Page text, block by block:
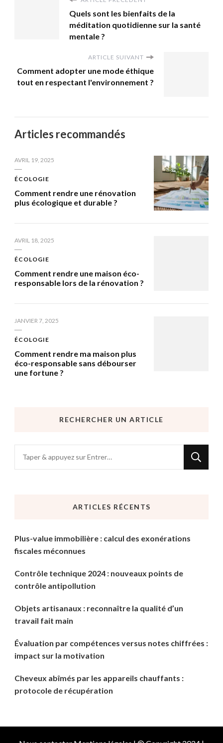
Quels sont les bienfaits de la
méditation quotidienne sur la santé
mentale ?
ARTICLE SUIVANT
Comment adopter une mode éthique
tout en respectant l'environnement ?
Articles recommandés
AVRIL 19, 2025
ÉCOLOGIE
Comment rendre une rénovation
plus écologique et durable ?
AVRIL 18, 2025
ÉCOLOGIE
Comment rendre une maison éco-
responsable lors de la rénovation ?
JANVIER 7, 2025
ÉCOLOGIE
Comment rendre ma maison plus
éco-responsable sans débourser
une fortune ?
RECHERCHER UN ARTICLE
recherchiez
ARTICLES RÉCENTS
Plus-value immobilière : calcul des exonérations
fiscales méconnues
Contrôle technique 2024 : nouveaux points de
contrôle antipollution
Objets artisanaux : reconnaître la qualité d’un
travail fait main
Évaluation par compétences versus notes chiffrées :
impact sur la motivation
Cheveux abîmés par les appareils chauffants :
protocole de récupération